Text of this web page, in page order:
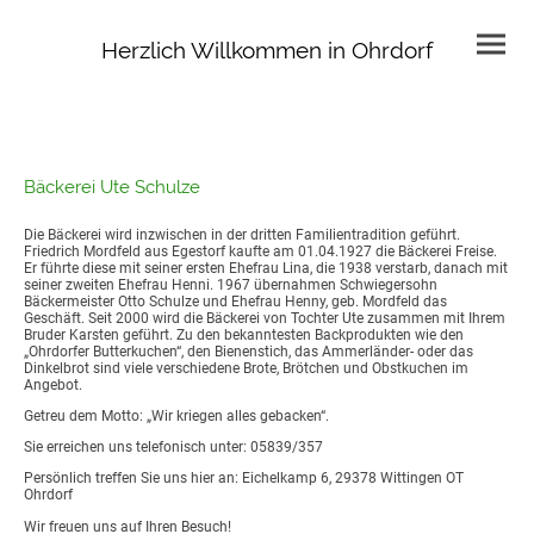
Herzlich Willkommen in Ohrdorf
Bäckerei Ute Schulze
Die Bäckerei wird inzwischen in der dritten Familientradition geführt.
Friedrich Mordfeld aus Egestorf kaufte am 01.04.1927 die Bäckerei Freise.
Er führte diese mit seiner ersten Ehefrau Lina, die 1938 verstarb, danach mit
seiner zweiten Ehefrau Henni. 1967 übernahmen Schwiegersohn
Bäckermeister Otto Schulze und Ehefrau Henny, geb. Mordfeld das
Geschäft. Seit 2000 wird die Bäckerei von Tochter Ute zusammen mit Ihrem
Bruder Karsten geführt. Zu den bekanntesten Backprodukten wie den
„Ohrdorfer Butterkuchen“, den Bienenstich, das Ammerländer- oder das
Dinkelbrot sind viele verschiedene Brote, Brötchen und Obstkuchen im
Angebot.
Getreu dem Motto: „Wir kriegen alles gebacken“.
Sie erreichen uns telefonisch unter: 05839/357
Persönlich treffen Sie uns hier an: Eichelkamp 6, 29378 Wittingen OT
Ohrdorf
Wir freuen uns auf Ihren Besuch!